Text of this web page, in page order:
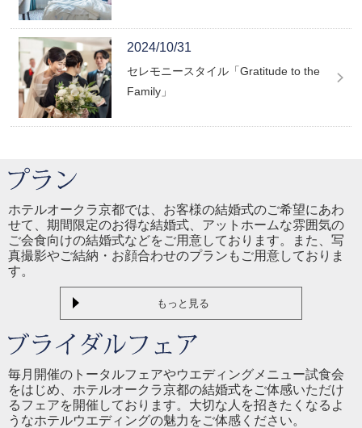
2024/10/31
セレモニースタイル「Gratitude to the
Family」
ホテルオークラ京都では、お客様の結婚式のご希望にあわ
せて、期間限定のお得な結婚式、アットホームな雰囲気の
ご会食向けの結婚式などをご用意しております。また、写
真撮影やご結納・お顔合わせのプランもご用意しておりま
す。
もっと見る
毎月開催のトータルフェアやウエディングメニュー試食会
をはじめ、ホテルオークラ京都の結婚式をご体感いただけ
るフェアを開催しております。大切な人を招きたくなるよ
うなホテルウエディングの魅力をご体感ください。